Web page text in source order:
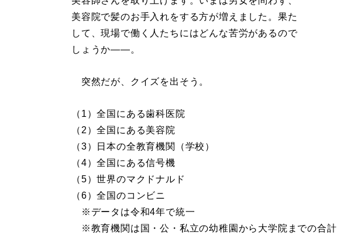
美容院で髪のお手入れをする方が増えました。果た
して、現場で働く人たちにはどんな苦労があるので
しょうか――。
突然だが、クイズを出そう。
（1）全国にある歯科医院
（2）全国にある美容院
（3）日本の全教育機関（学校）
（4）全国にある信号機
（5）世界のマクドナルド
（6）全国のコンビニ
※データは令和4年で統一
※教育機関は国・公・私立の幼稚園から大学院までの合計